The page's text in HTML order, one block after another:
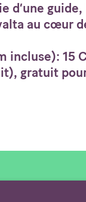
d’une guide,
au cœur
incluse): 15
gratuit